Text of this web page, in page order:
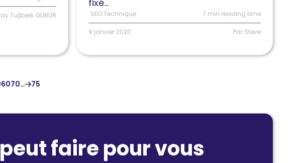
Tuğberk GÜBÜR
mise
jour
fixé...
SEO Technique 7 min reading time
9 janvier 2020 Par Steve
6070… 75
faire pour vous